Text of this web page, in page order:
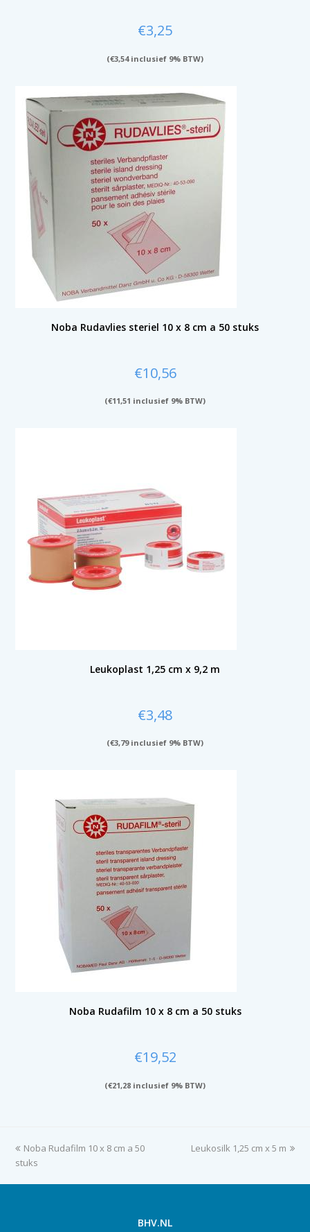
€3,25
(€3,54inclusief 9% BTW)
Noba Rudavlies steriel 10 x 8 cm a 50 stuks
€10,56
(€11,51 inclusief 9% BTW)
Leukoplast 1,25 cm x 9,2 m
€3,48
(€3,79inclusief 9% BTW)
Noba Rudafilm 10 x 8 cm a 50 stuks
€19,52
(€21,28 inclusief 9% BTW)
previous
post:
Noba Rudafilm 10 x 8 cm a 50
stuks
next
Leukosilk 1,25 cm x 5 m
BHV.NL